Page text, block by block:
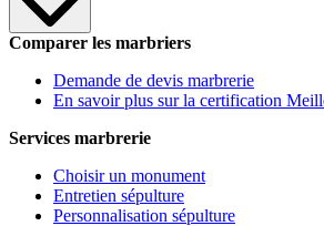
Comparer les marbriers
Demande de devis marbrerie
En savoir plus sur la certification
Services marbrerie
Choisir un monument
Entretien sépulture
Personnalisation sépulture